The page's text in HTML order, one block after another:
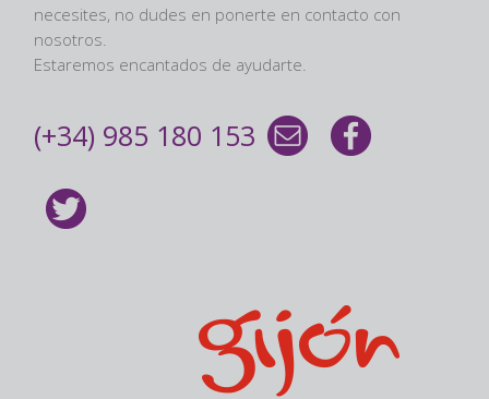
necesites, no dudes en ponerte en contacto con
nosotros.
Estaremos encantados de ayudarte.
(+34) 985 180 153